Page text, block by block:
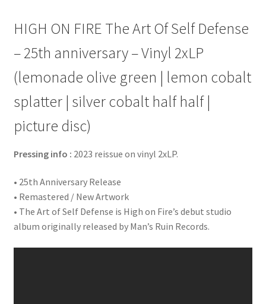
HIGH ON FIRE The Art Of Self Defense
– 25th anniversary – Vinyl 2xLP
(lemonade olive green | lemon cobalt
splatter | silver cobalt half half |
picture disc)
Pressing info : 2023 reissue on vinyl 2xLP.
• 25th Anniversary Release
• Remastered / New Artwork
• The Art of Self Defense is High on Fire’s debut studio
album originally released by Man’s Ruin Records.